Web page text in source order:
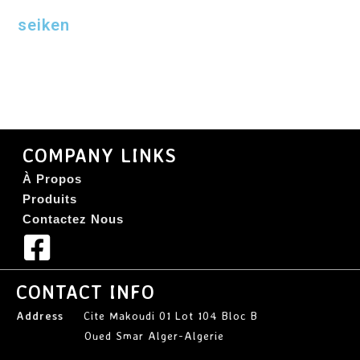
seiken
COMPANY LINKS
À Propos
Produits
Contactez Nous
CONTACT INFO
Address Cite Makoudi 01 Lot 104 Bloc B
Oued Smar Alger-Algerie